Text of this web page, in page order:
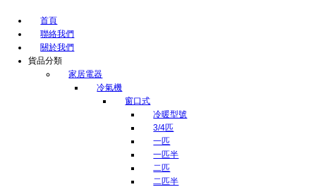
首頁
聯絡我們
關於我們
貨品分類
家居電器
冷氣機
窗口式
冷暖型號
3/4匹
一匹
一匹半
二匹
二匹半